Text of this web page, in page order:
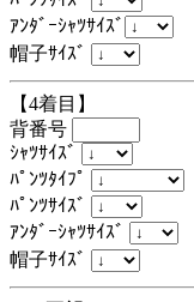
ｱﾝﾀﾞｰｼｬﾂｻｲｽﾞ
帽子ｻｲｽﾞ
【4着目】
背番号
ｼｬﾂｻｲｽﾞ
ﾊﾟﾝﾂﾀｲﾌﾟ
ﾊﾟﾝﾂｻｲｽﾞ
ｱﾝﾀﾞｰｼｬﾂｻｲｽﾞ
帽子ｻｲｽﾞ